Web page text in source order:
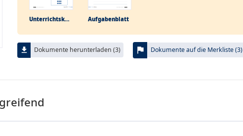
Unterrichtskonzept Aufgabenblatt
file_download Dokumente herunterladen (3) flag Dokumente auf die Merkliste (3)